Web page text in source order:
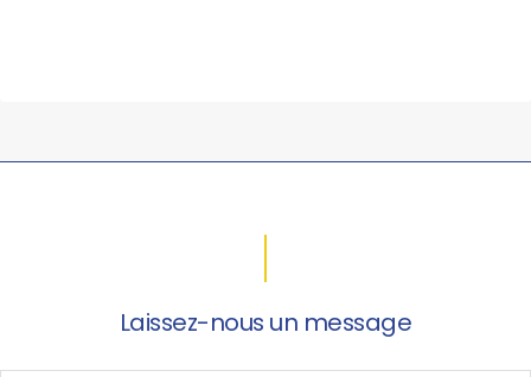
Laissez-nous un message